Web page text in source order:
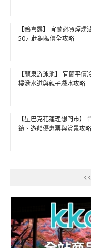
【鴨喜露】 宜蘭必買煙
50元起銅板價全攻略
【龍泉游泳池】 宜蘭平
樓滑水道與親子戲水攻略
【星巴克花蓮理想門市】
鎮、遊船優惠票與賞景攻略